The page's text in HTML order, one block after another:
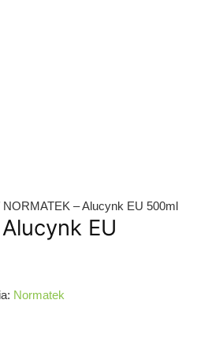
NORMATEK – Alucynk EU 500ml
EU
Normatek